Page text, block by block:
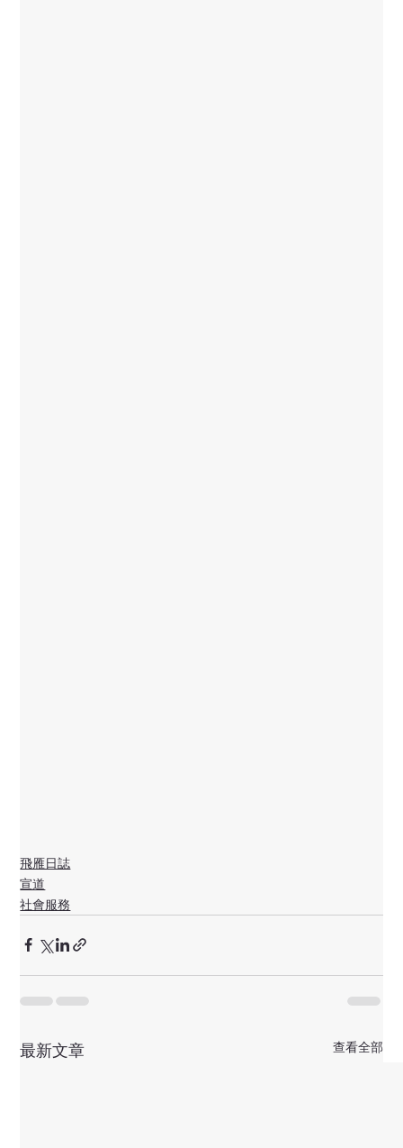
飛雁日誌
宣道
社會服務
最新文章 查看全部